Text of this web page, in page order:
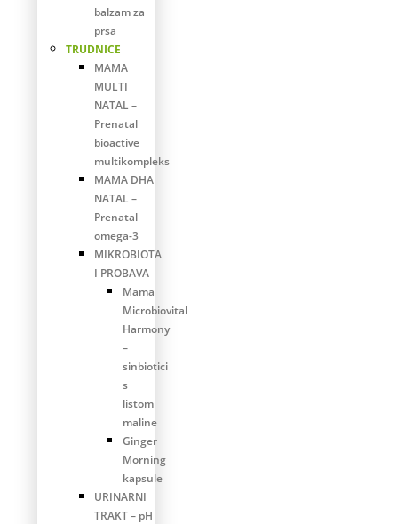
balzam za
prsa
TRUDNICE
MAMA
MULTI
NATAL –
Prenatal
bioactive
multikompleks
MAMA DHA
NATAL –
Prenatal
omega-3
MIKROBIOTA
I PROBAVA
Mama
Microbiovital
Harmony
–
sinbiotici
s
listom
maline
Ginger
Morning
kapsule
URINARNI
TRAKT – pH